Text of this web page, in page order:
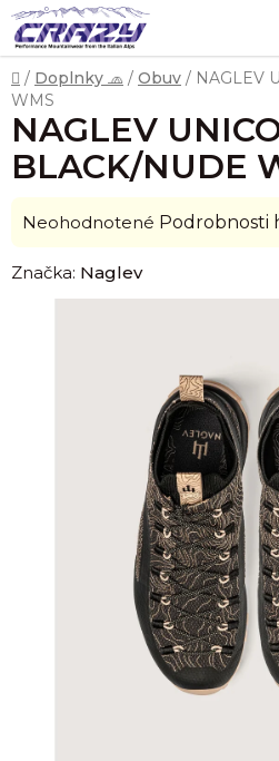
Prejsť
na
obsah
Domov
/ Doplnky 🧢 / Obuv / NAGLEV
WMS
NAGLEV
BLACK/NUDE
Priemerné
produktu
Neohodnotené Podrobnosti
Značka: Naglev